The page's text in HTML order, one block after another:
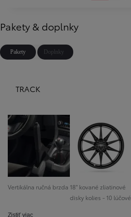
Pakety & doplnky
Pakety Doplnky
TRACK
Vertikálna ručná brzda 18" kované zliatinové
disky kolies - 10 lúčové
Zistiť viac